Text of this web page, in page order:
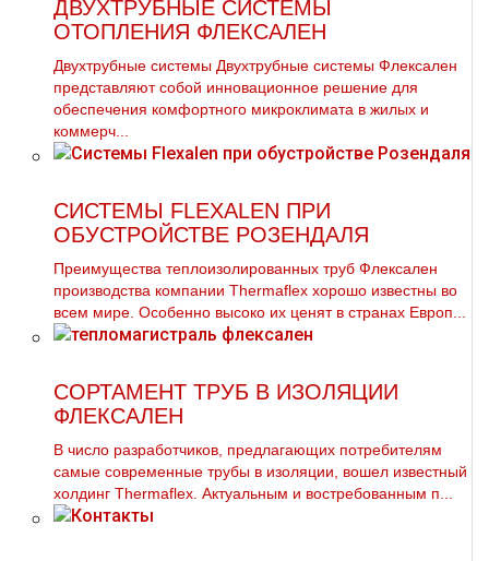
ДВУХТРУБНЫЕ СИСТЕМЫ
ОТОПЛЕНИЯ ФЛЕКСАЛЕН
Двухтрубные системы Двухтрубные системы Флексален
представляют собой инновационное решение для
обеспечения комфортного микроклимата в жилых и
коммерч...
СИСТЕМЫ FLEXALEN ПРИ
ОБУСТРОЙСТВЕ РОЗЕНДАЛЯ
Преимущества теплоизолированных тpуб Флексален
производства компании Thermaflex хорошо известны во
всем мире. Особенно высоко их ценят в странах Европ...
СОРТАМЕНТ ТРУБ В ИЗОЛЯЦИИ
ФЛЕКСАЛЕН
В число разработчиков, предлагающих потребителям
самые современные трубы в изоляции, вошел известный
холдинг Thermaflex. Актуальным и востребованным п...